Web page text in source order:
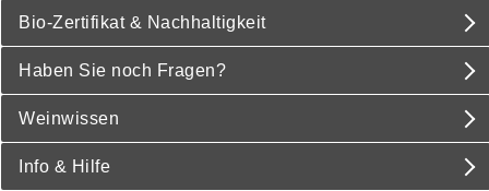
Bio-Zertifikat & Nachhaltigkeit
Haben Sie noch Fragen?
Weinwissen
Info & Hilfe